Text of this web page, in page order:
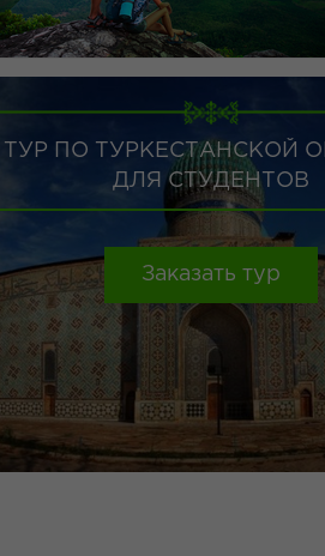
ТУР ПО ТУРКЕСТАНСКОЙ
ДЛЯ СТУДЕНТОВ
Заказать тур